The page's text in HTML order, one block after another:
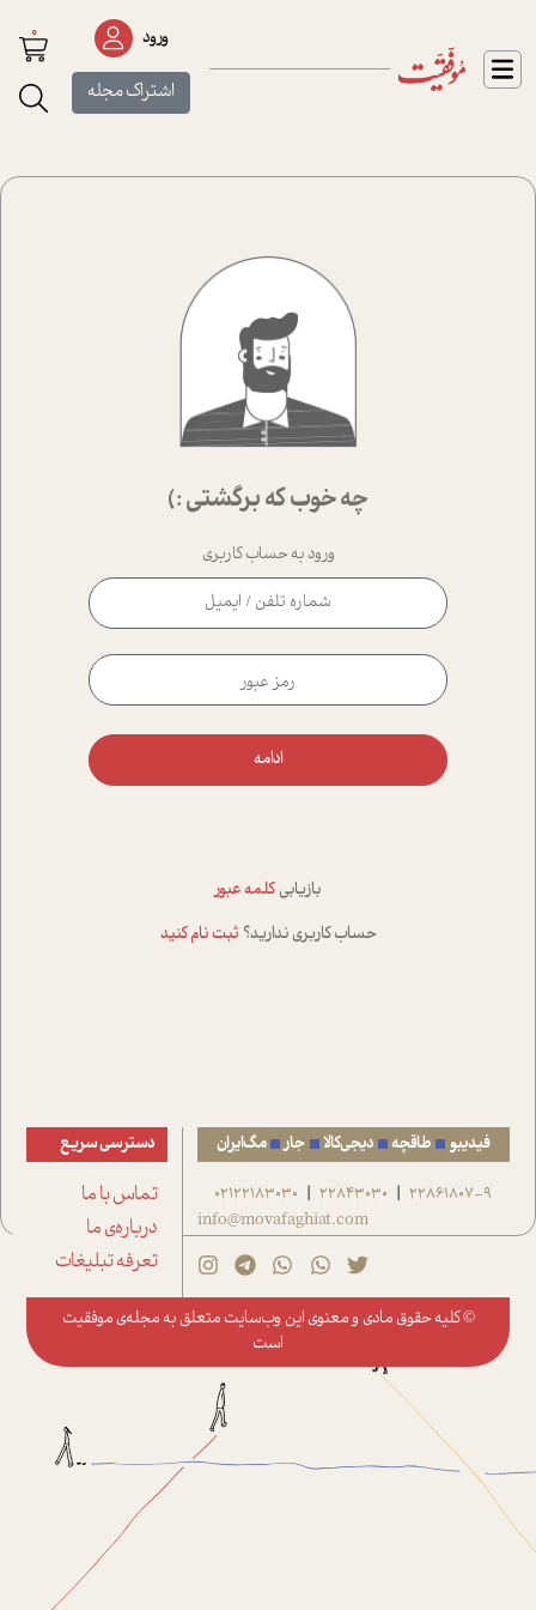
ورود
اشتراک مجله
0
چه خوب که برگشتی :)
ورود به حساب کاربری
ادامه
بازیابی کلمه عبور
حساب کاربری ندارید؟ ثبت نام کنید
فیدیبو طاقچه دیجی‌کالا جار مگ‌ایران
22861807-9
|
22843030
|
02122183030
info@movafaghiat.com
دسترسی سریع
تماس با ما
درباره‌ی ما
تعرفه تبلیغات
© کلیه حقوق مادی و معنوی این وب‌سایت متعلق به مجله‌ی موفقیت
است